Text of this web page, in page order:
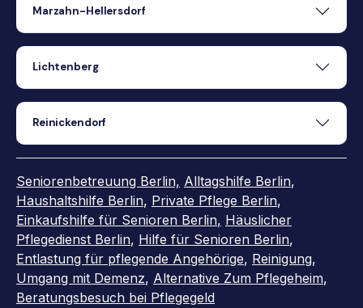
Marzahn-Hellersdorf
Lichtenberg
Reinickendorf
Seniorenbetreuung Berlin, Alltagshilfe Berlin,
Haushaltshilfe Berlin, Private Pflege Berlin,
Einkaufshilfe für Senioren Berlin, Häuslicher
Pflegedienst Berlin, Hilfe für Senioren Berlin,
Entlastung für pflegende Angehörige, Reinigung,
Umgang mit Demenz, Alternative Zum Pflegeheim,
Beratungsbesuch bei Pflegegeld